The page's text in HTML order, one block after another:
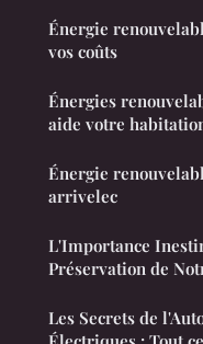
Énergie
vos coûts
Énergies
aide votre
Énergie
arrivelec
L'Importance
Préservation de
Les Secrets de